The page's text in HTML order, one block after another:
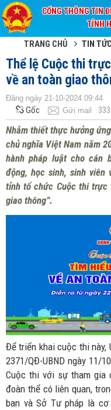
CỔNG THÔNG TIN
TỈNH
TRANG CHỦ TIN
Thể lệ Cuộc thi
về an toàn giao
Đăng ngày 21-10-2024 09:44
Gốc Gửi mail
Nhằm thiết thực hưởng
chủ nghĩa Việt Nam năm
hành pháp luật cho cán
động, học sinh, sinh viên
tỉnh tổ chức Cuộc thi trực
giao thông”.
Để triển khai cuộc thi này,
2371/QĐ-UBND ngày 11/
Cuộc thi với sự tham gia
đoàn thể có liên quan,
ban và Sở Tư pháp là
Đã kết nối EMC